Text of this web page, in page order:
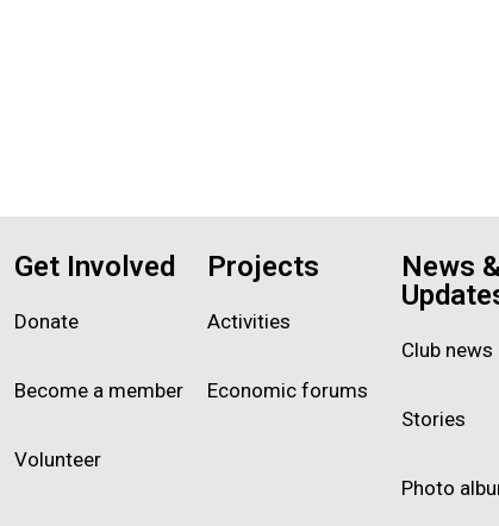
Get Involved
Donate
Become a member
Volunteer
Projects
Activities
Economic forums
News
Club news
Stories
Photo